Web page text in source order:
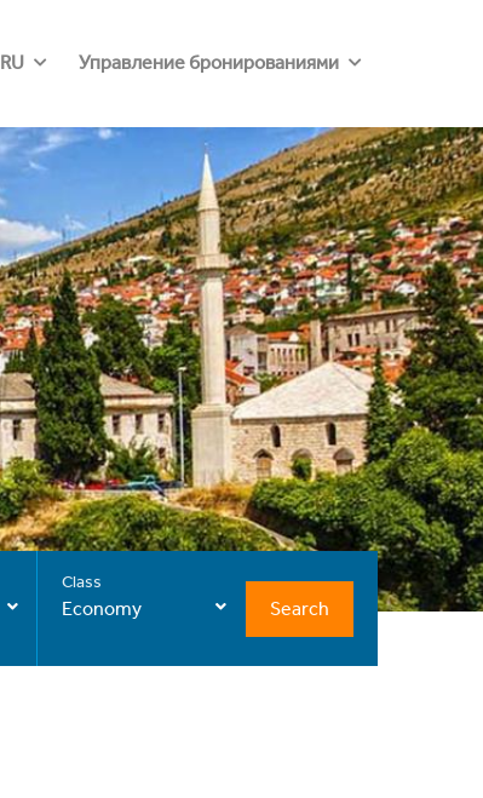
RU Управление бронированиями
Class
Economy Search